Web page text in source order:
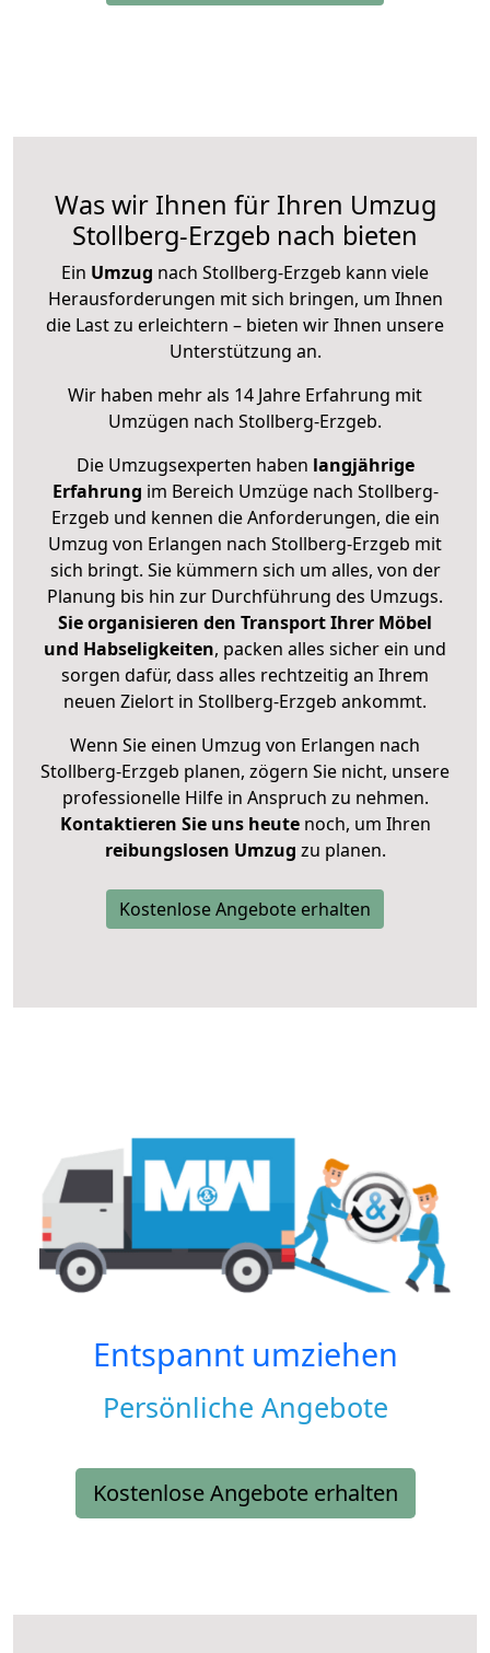
Was wir Ihnen für Ihren Umzug
Stollberg-Erzgeb nach bieten
Ein Umzug nach Stollberg-Erzgeb kann viele
Herausforderungen mit sich bringen, um Ihnen
die Last zu erleichtern – bieten wir Ihnen unsere
Unterstützung an.
Wir haben mehr als 14 Jahre Erfahrung mit
Umzügen nach Stollberg-Erzgeb.
Die Umzugsexperten haben langjährige
Erfahrung im Bereich Umzüge nach Stollberg-
Erzgeb und kennen die Anforderungen, die ein
Umzug von Erlangen nach Stollberg-Erzgeb mit
sich bringt. Sie kümmern sich um alles, von der
Planung bis hin zur Durchführung des Umzugs.
Sie organisieren den Transport Ihrer Möbel
und Habseligkeiten, packen alles sicher ein und
sorgen dafür, dass alles rechtzeitig an Ihrem
neuen Zielort in Stollberg-Erzgeb ankommt.
Wenn Sie einen Umzug von Erlangen nach
Stollberg-Erzgeb planen, zögern Sie nicht, unsere
professionelle Hilfe in Anspruch zu nehmen.
Kontaktieren Sie uns heutenoch, um Ihren
reibungslosen Umzug zu planen.
Kostenlose Angebote erhalten
Entspannt umziehen
Persönliche Angebote
Kostenlose Angebote erhalten